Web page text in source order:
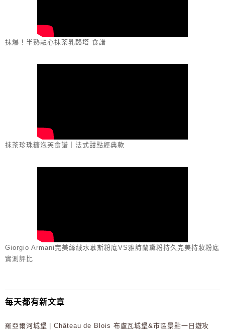
抹爆！半熟融心抹茶乳酪塔 食譜
抹茶珍珠糖泡芙食譜｜法式甜點經典款
Giorgio Armani完美絲絨水慕斯粉底VS雅詩蘭黛粉持久完美持妝粉底
實測評比
每天都有新文章
羅亞爾河城堡 | Château de Blois 布盧瓦城堡&市區景點一日遊攻